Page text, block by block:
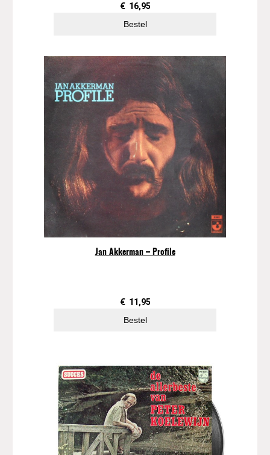
€ 16,95
Bestel
Jan Akkerman – Profile
€ 11,95
Bestel